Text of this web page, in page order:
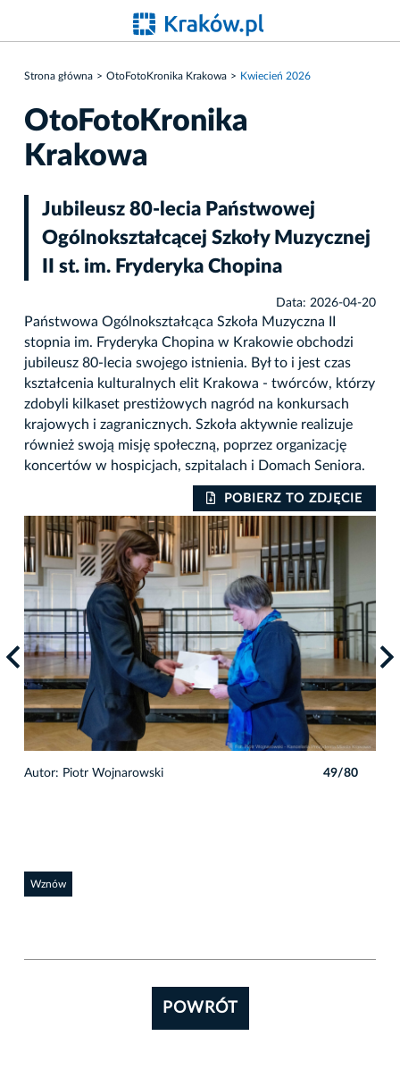
Strona główna OtoFotoKronika Krakowa Kwiecień 2026
OtoFotoKronika
Krakowa
Jubileusz 80-lecia Państwowej
Ogólnokształcącej Szkoły Muzycznej
II st. im. Fryderyka Chopina
Data: 2026-04-20
Państwowa Ogólnokształcąca Szkoła Muzyczna II
stopnia im. Fryderyka Chopina w Krakowie obchodzi
jubileusz 80-lecia swojego istnienia. Był to i jest czas
kształcenia kulturalnych elit Krakowa - twórców, którzy
zdobyli kilkaset prestiżowych nagród na konkursach
krajowych i zagranicznych. Szkoła aktywnie realizuje
również swoją misję społeczną, poprzez organizację
koncertów w hospicjach, szpitalach i Domach Seniora.
POBIERZ TO ZDJĘCIE
Autor: Piotr Wojnarowski 49/80
Wznów
POWRÓT